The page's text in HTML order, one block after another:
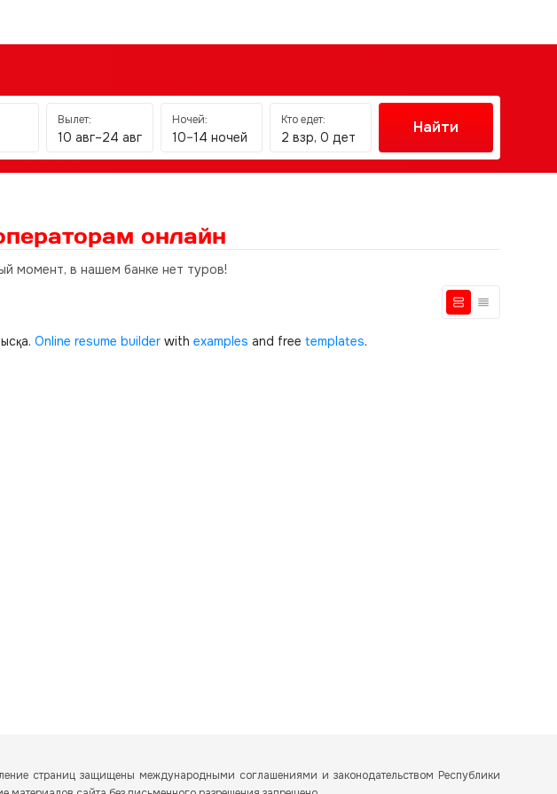
Вылет:
10 авг–24 авг
Ночей:
10–14 ночей
Кто едет:
2 взр, 0 дет
Найти
онлайн
момент, в нашем банке нет туров!
Online resume builder with examples and free templates.
страниц защищены международными соглашениями и законодательством Республики